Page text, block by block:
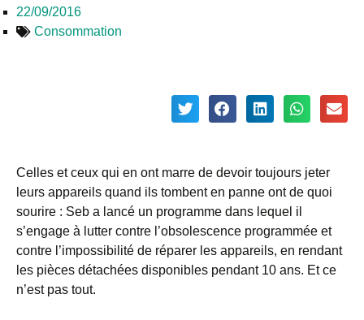
22/09/2016
Consommation
Celles et ceux qui en ont marre de devoir toujours jeter
leurs appareils quand ils tombent en panne ont de quoi
sourire : Seb a lancé un programme dans lequel il
s’engage à lutter contre l’obsolescence programmée et
contre l’impossibilité de réparer les appareils, en rendant
les pièces détachées disponibles pendant 10 ans. Et ce
n’est pas tout.